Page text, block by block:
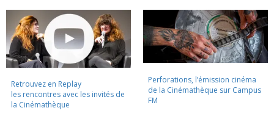
Retrouvez en Replay
les rencontres avec les invités de
la Cinémathèque
Perforations, l’émission cinéma
de la Cinémathèque sur Campus
FM